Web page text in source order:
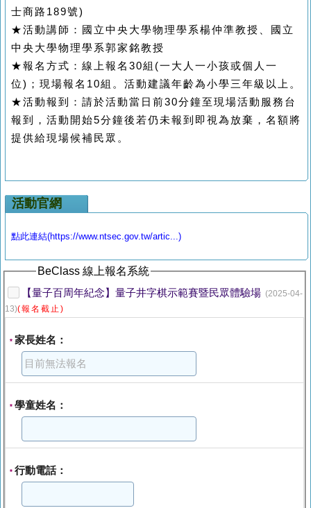
士商路 189號)
★活動講師：國立中央大學物理學系楊仲準教授、
國立
中央大學物理學系郭家銘教授
★報名方式：線上報名30組(一大人一小孩或個人一
位)；現場報名10組。活動建議年齡為小學三年級以上。
★活動報到：請於活動當日前30分鐘至現場活動服務台
報到，活動開始5分鐘後若仍未報到即視為放棄，名額將
提供給現場候補民眾。
活動官網
點此連結(https://www.ntsec.gov.tw/artic...)
BeClass 線上報名系統
【量子百周年紀念】量子井字棋示範賽暨民眾體驗場 (2025-04-
13)(報名截止)
* 家長姓名：
* 學童姓名：
* 行動電話：